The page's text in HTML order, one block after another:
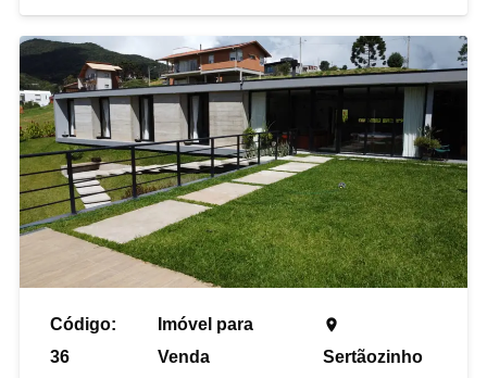
Código:
36
Imóvel para
Venda
place
Sertãozinho